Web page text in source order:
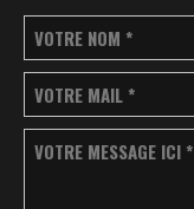
VOTRE NOM *
VOTRE MAIL *
VOTRE MESSAGE ICI *